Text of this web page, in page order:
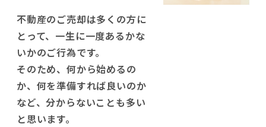
不動産のご売却は多くの方に
とって、一生に一度あるかな
いかのご行為です。
そのため、何から始めるの
か、何を準備すれば良いのか
など、分からないことも多い
と思います。